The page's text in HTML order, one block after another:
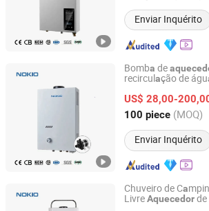
Enviar Inquérito
Bomba de
recirculação de águ
US$ 28,00-
100 piece (MOQ)
Enviar Inquérito
Fo Shan City Nokio Appliances Co., Ltd.
Desde
Chuveiro de Ca
LivreAquecedorde
Fo Shan City Nokio Appliances Co., Ltd.